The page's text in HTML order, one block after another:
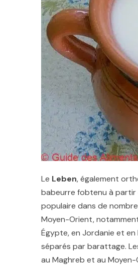
Le Leben, également
babeurre fobtenu à
populaire dans de
Moyen-Orient,
Égypte, en Jordanie et
séparés par barattage.
au Maghreb et au Moyen-